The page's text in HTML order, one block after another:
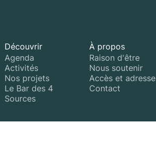
Découvrir
Agenda
Activités
Nos projets
Le Bar des 4
Sources
À propos
Raison d'être
Nous soutenir
Accès et adresse
Contact